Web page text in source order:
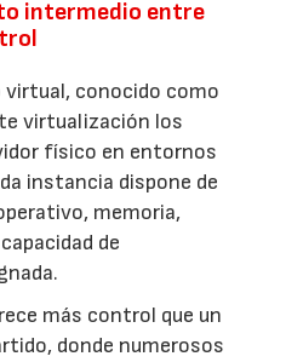
intermedio entre
virtual, conocido como
virtualización los
físico en entornos
instancia dispone de
memoria,
de
más control que un
donde numerosos